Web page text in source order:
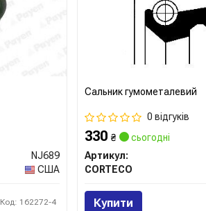
NJ689
США
Код: 162272-4
Сальник гумометалевий
0 відгуків
330₴
сьогодні
Артикул:
CORTECO
Купити